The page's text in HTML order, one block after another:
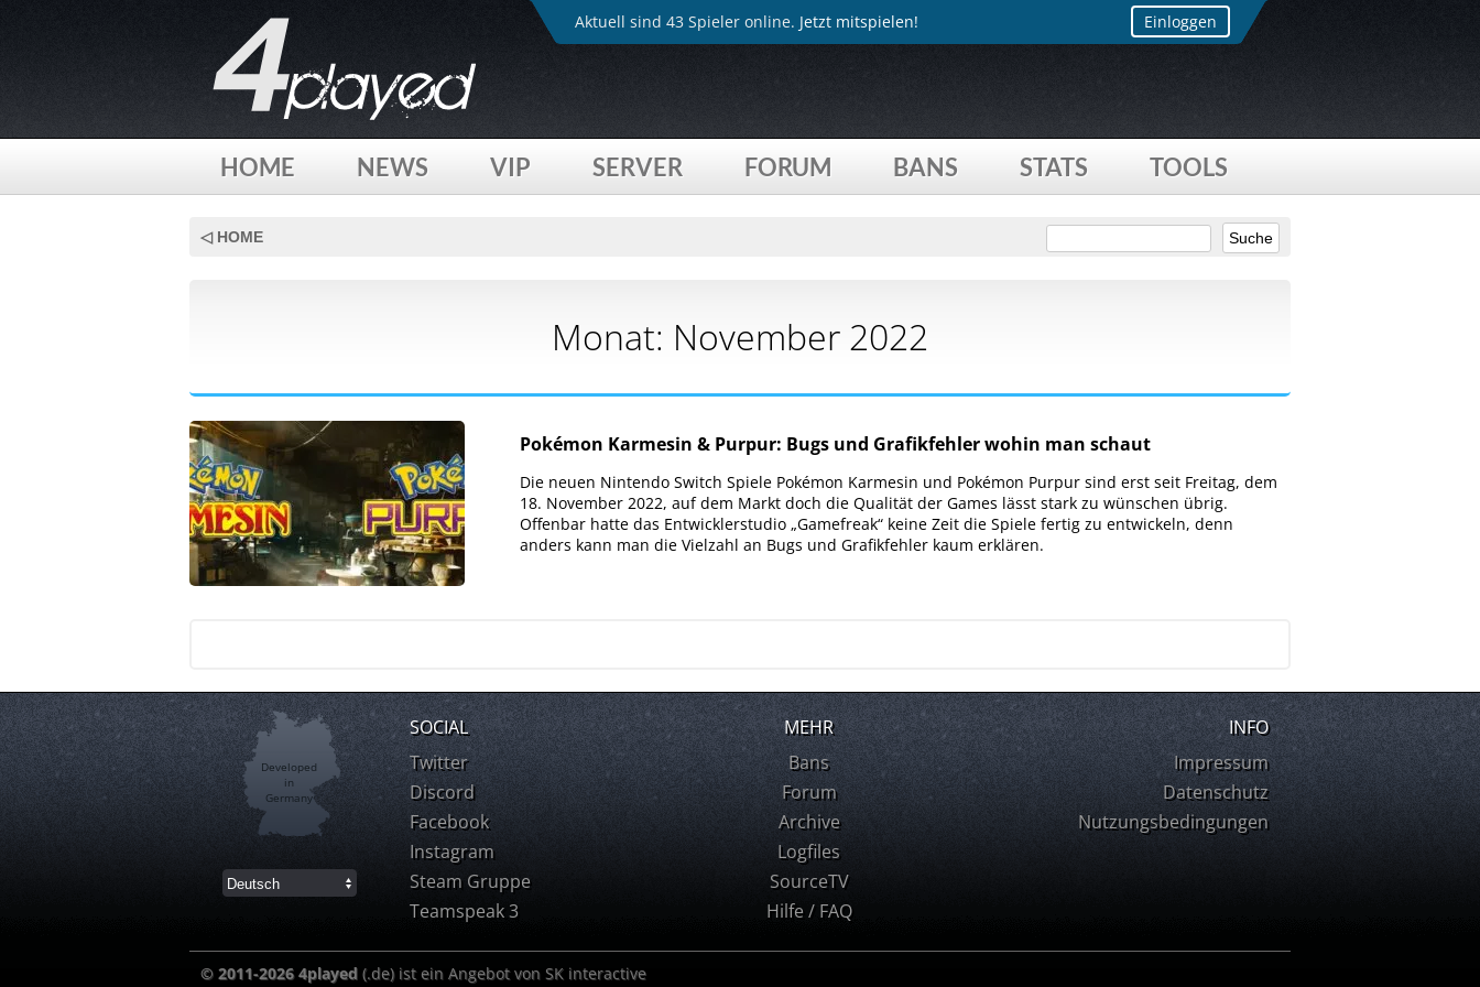
Aktuell sind 43 Spieler online. Jetzt mitspielen! Einloggen
HOME NEWS VIP SERVER FORUM BANS STATS TOOLS
◁ HOME
Monat: November 2022
Pokémon Karmesin & Purpur: Bugs und Grafikfehler wohin man schaut
Die neuen Nintendo Switch Spiele Pokémon Karmesin und Pokémon Purpur sind erst seit Freitag, dem
18. November 2022, auf dem Markt doch die Qualität der Games lässt stark zu wünschen übrig.
Offenbar hatte das Entwicklerstudio „Gamefreak“ keine Zeit die Spiele fertig zu entwickeln, denn
anders kann man die Vielzahl an Bugs und Grafikfehler kaum erklären.
Developed
in
Germany
SOCIAL
Twitter
Discord
Facebook
Instagram
Steam Gruppe
Teamspeak 3
MEHR
Bans
Forum
Archive
Logfiles
SourceTV
Hilfe / FAQ
INFO
Impressum
Datenschutz
Nutzungsbedingungen
© 2011-2026 4played (.de) ist ein Angebot von SK interactive